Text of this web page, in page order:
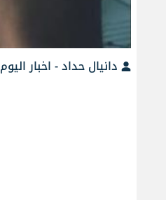
دانيال حداد - اخبار اليوم